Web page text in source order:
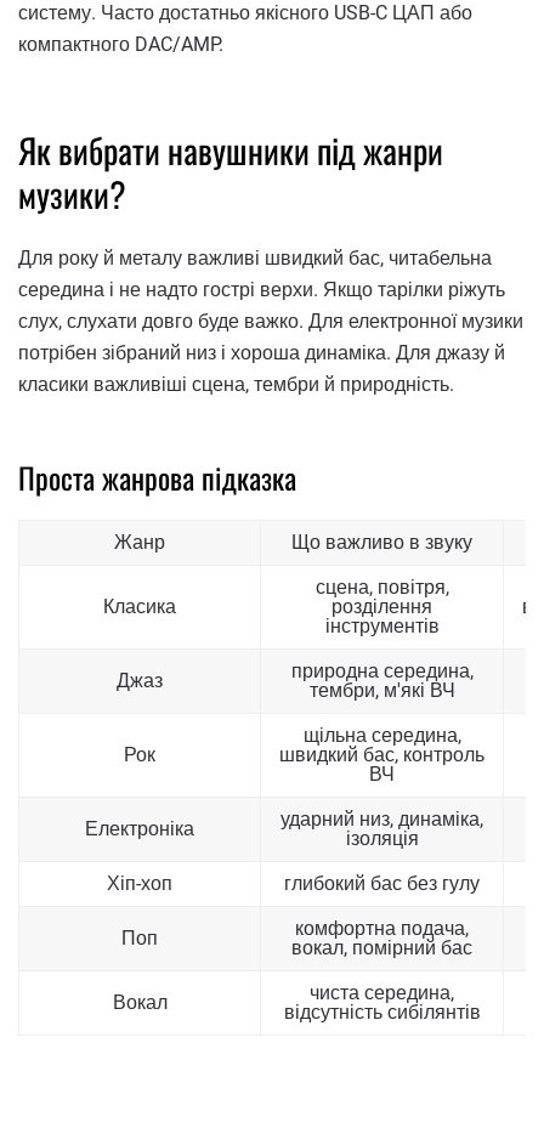
систему. Часто достатньо якісного USB-C ЦАП або
компактного DAC/AMP.
Як вибрати навушники під жанри
музики?
Для року й металу важливі швидкий бас, читабельна
середина і не надто гострі верхи. Якщо тарілки ріжуть
слух, слухати довго буде важко. Для електронної музики
потрібен зібраний низ і хороша динаміка. Для джазу й
класики важливіші сцена, тембри й природність.
Проста жанрова підказка
Жанр Що важливо в звуку
Класика
сцена, повітря,
розділення
інструментів
Джаз
природна середина,
тембри, м'які ВЧ
Рок
щільна середина,
швидкий бас, контроль
ВЧ
Електроніка
ударний низ, динаміка,
ізоляція
Хіп-хоп
глибокий бас без гулу
Поп
комфортна подача,
вокал, помірний бас
Вокал
чиста середина,
відсутність сибілянтів